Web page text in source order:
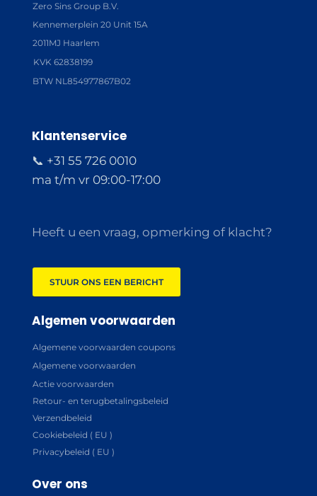
Zero Sins Group B.V.
Kennemerplein 20 Unit 15A
2011MJ Haarlem
KVK 62838199
BTW NL854977867B02
Klantenservice
📞 +31 55 726 0010
ma t/m vr 09:00-17:00
Heeft u een vraag, opmerking of klacht?
STUUR ONS EEN BERICHT
Algemen voorwaarden
Algemene voorwaarden coupons
Algemene voorwaarden
Actie voorwaarden
Retour- en terugbetalingsbeleid
Verzendbeleid
Cookiebeleid ( EU )
Privacybeleid ( EU )
Over ons